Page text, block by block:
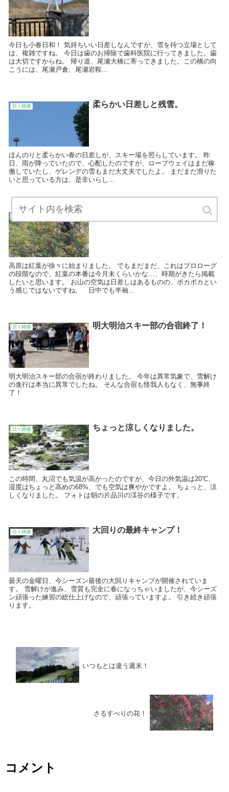
今日も小春日和！ 気持ちいい日差しなんですが、雪を待つ立場として
は、複雑ですね。 今日は歯のお掃除で歯科医院に行ってきました。歯
は大切ですからね。 帰り道、尾瀬大橋に寄ってきました。この橋の向
こうには、尾瀬戸倉、尾瀬岩鞍...
日々雑感 柔らかい日差しと残雪。
ほんのりと柔らかい春の日差しが、スキー場を照らしています。 昨
日、雨が降っていたので、心配したのですが、ロープウェイはまだ稼
働していたし、ゲレンデの雪もまだ大丈夫でしたよ。 まだまだ滑りた
いと思っている方は、是非いらし...
高原は紅葉が徐々に始まりました。 でもまだまだ、これはプロローグ
の段階なので、紅葉の本番は今月末くらいかな…、時期がきたら掲載
したいと思います。 お山の空気は日差しはあるものの、ポカポカとい
う感じではないですね。 日中でも半袖...
日々雑感 明大明治スキー部の合宿終了！
明大明治スキー部の合宿が終わりました。 今年は異常気象で、雪解け
の進行は本当に異常でしたね。 そんな合宿も怪我人もなく、無事終
了！
日々雑感 ちょっと涼しくなりました。
この時間、丸沼でも気温が高かったのですが、今日の外気温は20℃、
湿度はちょっと高めの68%、でも空気は爽やかですよ。 ちょっと、涼
しくなりました。 フォトは朝の片品川の渓谷の様子です。
日々雑感 大回りの最終キャンプ！
曇天の金曜日、今シーズン最後の大回りキャンプが開催されていま
す。 雪解けが進み、雪質も完全に春になっちゃいましたが、今シーズ
ン頑張った練習の総仕上げなので、頑張っていますよ。 引き続き頑張
ります。
いつもとは違う週末！
さるすべりの花！
コメント